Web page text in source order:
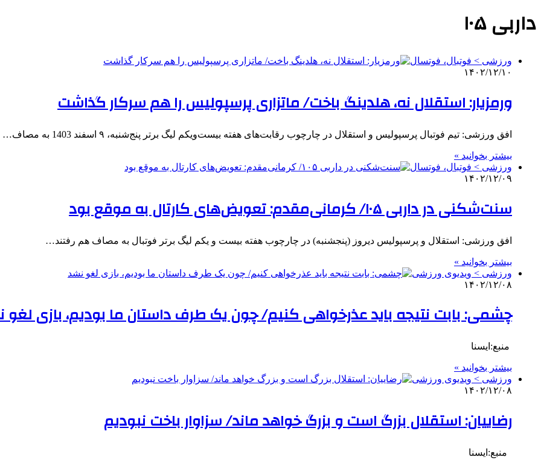
داربی ۱۰۵
ورزشی > فوتبال، فوتسال
۱۴۰۲/۱۲/۱۰
ورمزیار: استقلال نه، هلدینگ باخت/ ماتزاری پرسپولیس را هم سرکار گذاشت
افق ورزشی: تیم فوتبال پرسپولیس و استقلال در چارچوب رقابت‌های هفته بیست‌ویکم لیگ برتر پنج‌شنبه، ۹ اسفند 1403 به مصاف…
بیشتر بخوانید »
ورزشی > فوتبال، فوتسال
۱۴۰۲/۱۲/۰۹
سنت‌شکنی در داربی ۱۰۵/ کرمانی‌مقدم: تعویض‌های کارتال به موقع بود
افق ورزشی: استقلال و پرسپولیس دیروز (پنجشنبه) در چارچوب هفته بیست و یکم لیگ برتر فوتبال به مصاف هم رفتند…
بیشتر بخوانید »
ورزشی > ویدیوی ورزشی
۱۴۰۲/۱۲/۰۸
چشمی: بابت نتیجه باید عذرخواهی کنیم/ چون یک طرف داستان ما بودیم، بازی
‌ منبع:ایسنا
بیشتر بخوانید »
ورزشی > ویدیوی ورزشی
۱۴۰۲/۱۲/۰۸
رضاییان: استقلال بزرگ است و بزرگ خواهد ماند/ سزاوار باخت نبودیم
‌ منبع:ایسنا